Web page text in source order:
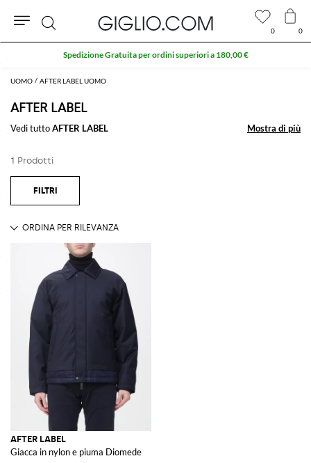
UOMO AFTER LABEL UOMO
AFTER LABEL
Vedi tuttoAFTER LABEL Mostra di più
Mostra di più
1 Prodotti
AFTER LABEL
Giacca in nylon e piuma Diomede
0 0
Cerca
Spedizione Gratuita per ordini superiori a 180,00 €